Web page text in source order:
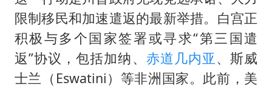
限制移民和加速遣返的最新举措。白宫正
积极与多个国家签署或寻求“第三国遣
返”协议，包括加纳、 赤道几内亚、斯威
士兰（Eswatini）等非洲国家。此前，美